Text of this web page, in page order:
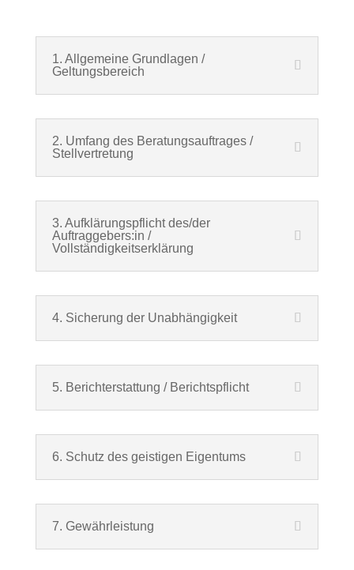
1. Allgemeine Grundlagen /
Geltungsbereich
2. Umfang des Beratungsauftrages /
Stellvertretung
3. Aufklärungspflicht des/der
Auftraggebers:in /
Vollständigkeitserklärung
4. Sicherung der Unabhängigkeit
5. Berichterstattung / Berichtspflicht
6. Schutz des geistigen Eigentums
7. Gewährleistung